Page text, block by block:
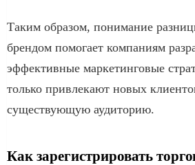
Таким образом, понимание
брендом помогает компаниям
эффективные маркетинговые
только привлекают новых
существующую аудиторию.
Как зарегистрировать